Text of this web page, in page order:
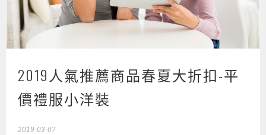
2019人氣推薦商品春夏大折扣-平
價禮服小洋裝
2019-03-07